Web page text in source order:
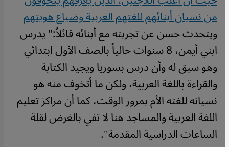
من نسيان أبنائهم للغتهم العربية وضياع هويتهم
ويتحدث حسن عن تجربته مع أبنائه قائلاً:" يدرس
ابني أيمن، 8 سنوات حالياً بالصف الأول ابتدائي
وهو سبق له وأن درس بسوريا ويجيد الكتابة
والقراءة باللغة العربية، ولكن ما أتخوف منه هو
نسيانه للغته الأم بمرور الوقت، كما أن مراكز تعليم
اللغة العربية والمساجد هنا لا تفي بالغرض لقلة
الساعات الدراسية المقدمة".